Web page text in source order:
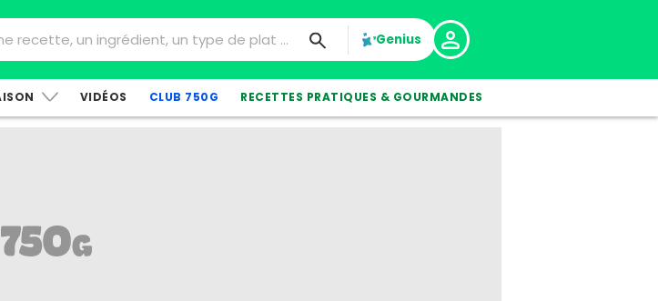
Genius
VIDÉOS CLUB 750G RECETTES PRATIQUES & GOURMANDES